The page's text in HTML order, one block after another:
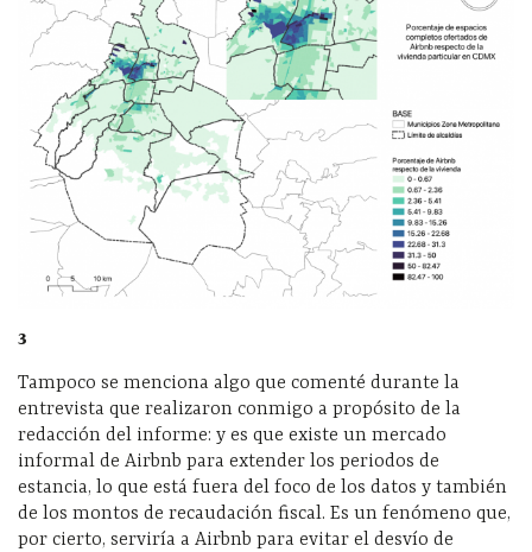
3
Tampoco se menciona algo que comenté durante la
entrevista que realizaron conmigo a propósito de la
redacción del informe: y es que existe un mercado
informal de Airbnb para extender los periodos de
estancia, lo que está fuera del foco de los datos y también
de los montos de recaudación fiscal. Es un fenómeno que,
por cierto, serviría a Airbnb para evitar el desvío de